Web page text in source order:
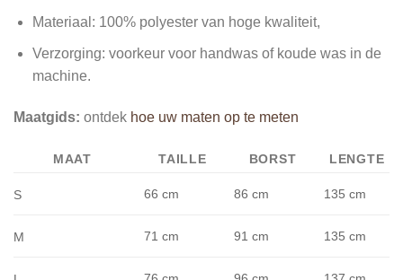
Materiaal: 100% polyester van hoge kwaliteit,
Verzorging: voorkeur voor handwas of koude was in de
machine.
Maatgids: ontdek hoe uw maten op te meten
MAAT TAILLE BORST LENGTE
S 66 cm 86 cm 135 cm
M 71 cm 91 cm 135 cm